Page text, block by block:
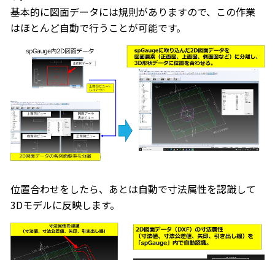
基本的に図面データには規則がありますので、この作業
はほとんど自動で行うことが可能です。
位置合わせをしたら、あとは自動で寸法属性を認識して
3Dモデルに反映します。